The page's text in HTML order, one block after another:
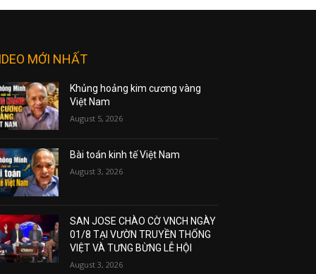
MỚI NHẤT
Khủng hoảng kim cương vàng
Việt Nam
August 5, 2026
Bài toán kinh tế Việt Nam
August 3, 2026
SAN JOSE CHÀO CỜ VNCH NGÀY
01/8 TẠI VƯỜN TRUYỀN THỐNG
VIỆT VÀ TƯNG BỪNG LỄ HỘI
August 3, 2026